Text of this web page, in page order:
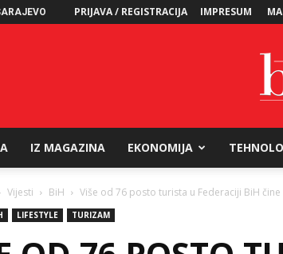
PRIJAVA / REGISTRACIJA IMPRESUM
IZ MAGAZINA EKONOMIJA
Vijesti BiH Više od 76 posto turista u Federaciji BiH čine
LIFESTYLE TURIZAM